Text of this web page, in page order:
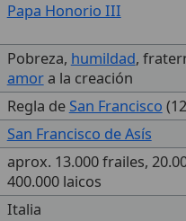
Papa Honorio III
Pobreza, humildad,
amora la creación
Regla de San Francisco
San Francisco de Asís
aprox. 13.000 frailes,
400.000 laicos
Italia